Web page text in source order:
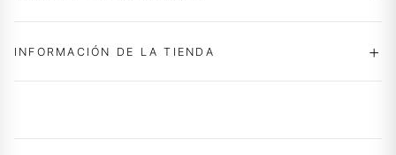
INFORMACIÓN DE LA TIENDA